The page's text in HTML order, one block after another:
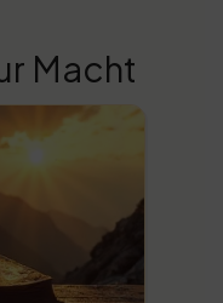
Macht